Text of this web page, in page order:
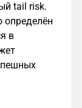
tail risk.
определён
в